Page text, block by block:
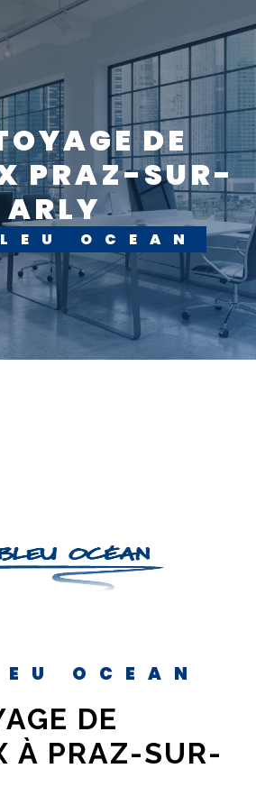
PRAZ-SUR-
ARLY
OCEAN
OCEAN
À PRAZ-SUR-
cookies